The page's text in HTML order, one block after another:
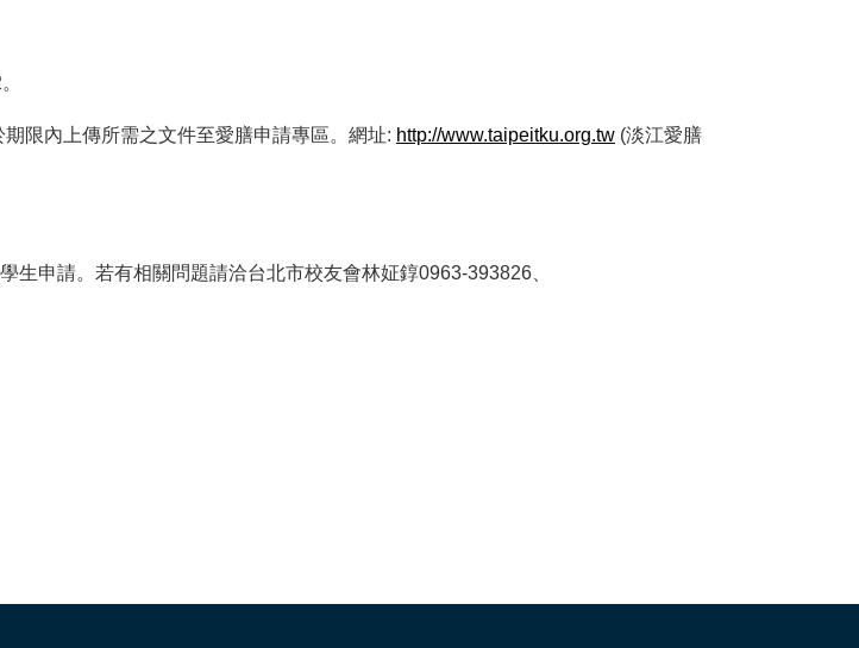
限內上傳所需之文件至愛膳申請專區。網址: http://www.taipeitku.org.tw (淡江愛膳
申請。若有相關問題請洽台北市校友會林姃錞0963-393826、